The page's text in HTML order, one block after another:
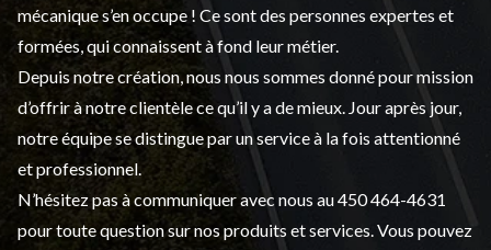
mécanique s’en occupe ! Ce sont des personnes expertes et
formées, qui connaissent à fond leur métier.
Depuis notre création, nous nous sommes donné pour mission
d’offrir à notre clientèle ce qu’il y a de mieux. Jour après jour,
notre équipe se distingue par un service à la fois attentionné
et professionnel.
N’hésitez pas à communiquer avec nous au450 464-4631
pour toute question sur nos produits et services. Vous pouvez